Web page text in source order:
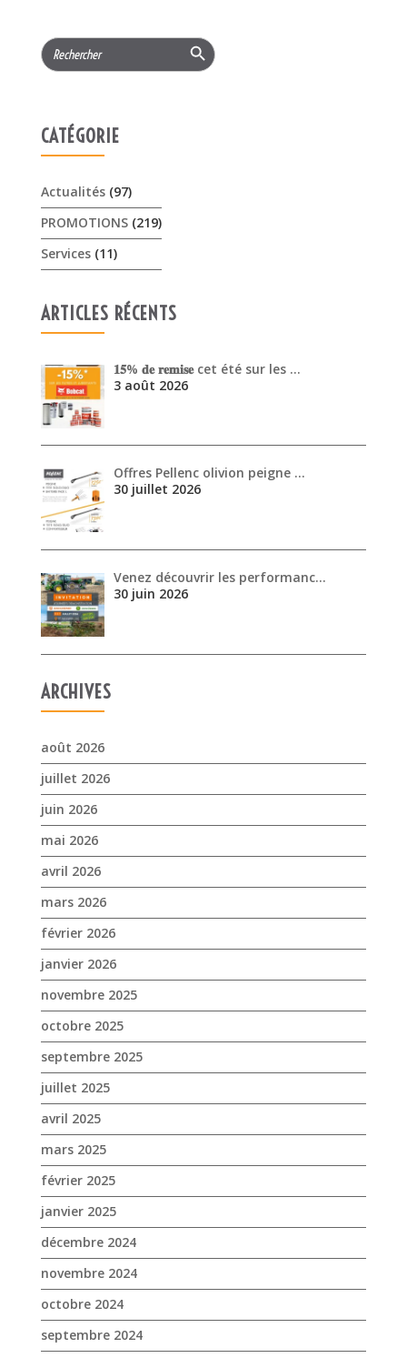
Search
for:
Search Button
CATÉGORIE
Actualités(97)
PROMOTIONS(219)
Services(11)
ARTICLES RÉCENTS
𝟏𝟓% 𝐝𝐞 𝐫𝐞𝐦𝐢𝐬𝐞 cet été sur les …
3 août 2026
Offres Pellenc olivion peigne …
30 juillet 2026
Venez découvrir les performanc…
30 juin 2026
ARCHIVES
août 2026
juillet 2026
juin 2026
mai 2026
avril 2026
mars 2026
février 2026
janvier 2026
novembre 2025
octobre 2025
septembre 2025
juillet 2025
avril 2025
mars 2025
février 2025
janvier 2025
décembre 2024
novembre 2024
octobre 2024
septembre 2024